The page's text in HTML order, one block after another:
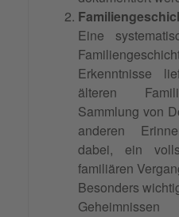
Eine
Erkenntnisse
älteren
Sammlung von
anderen
dabei, ein
familiären
Besonders
Geheimnissen